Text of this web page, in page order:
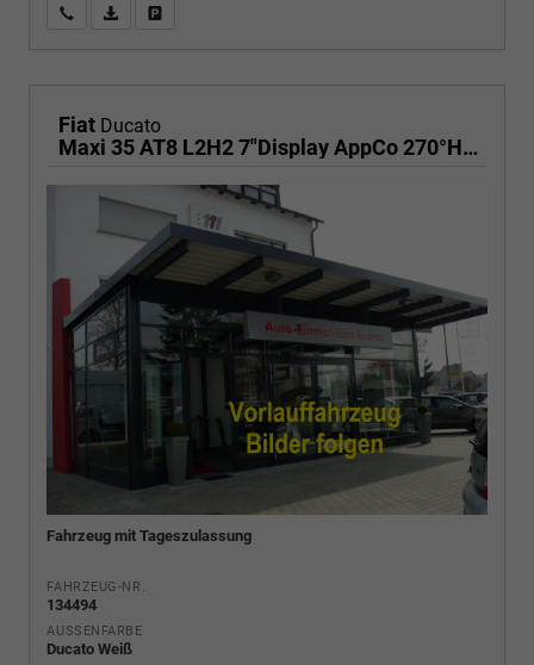
Wir rufen Sie anPDF-Fahrzeugexposé drucken
Fiat Ducato
Maxi 35 AT8 L2H2 7"Display AppCo 270°HFT
Fahrzeug mit Tageszulassung
FAHRZEUG-NR.
134494
AUSSENFARBE
Ducato Weiß